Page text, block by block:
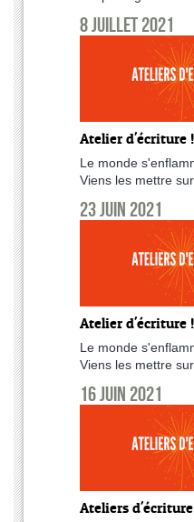
8 juillet 2021
Atelier d'écriture
Le monde
Viens les mettre
23 juin 2021
Atelier d'écriture
Le monde
Viens les mettre
16 juin 2021
Ateliers